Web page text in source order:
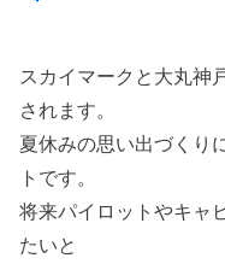
スカイマークと大丸神
されます。
夏休みの思い出づくり
トです。
将来パイロットやキャ
たいと